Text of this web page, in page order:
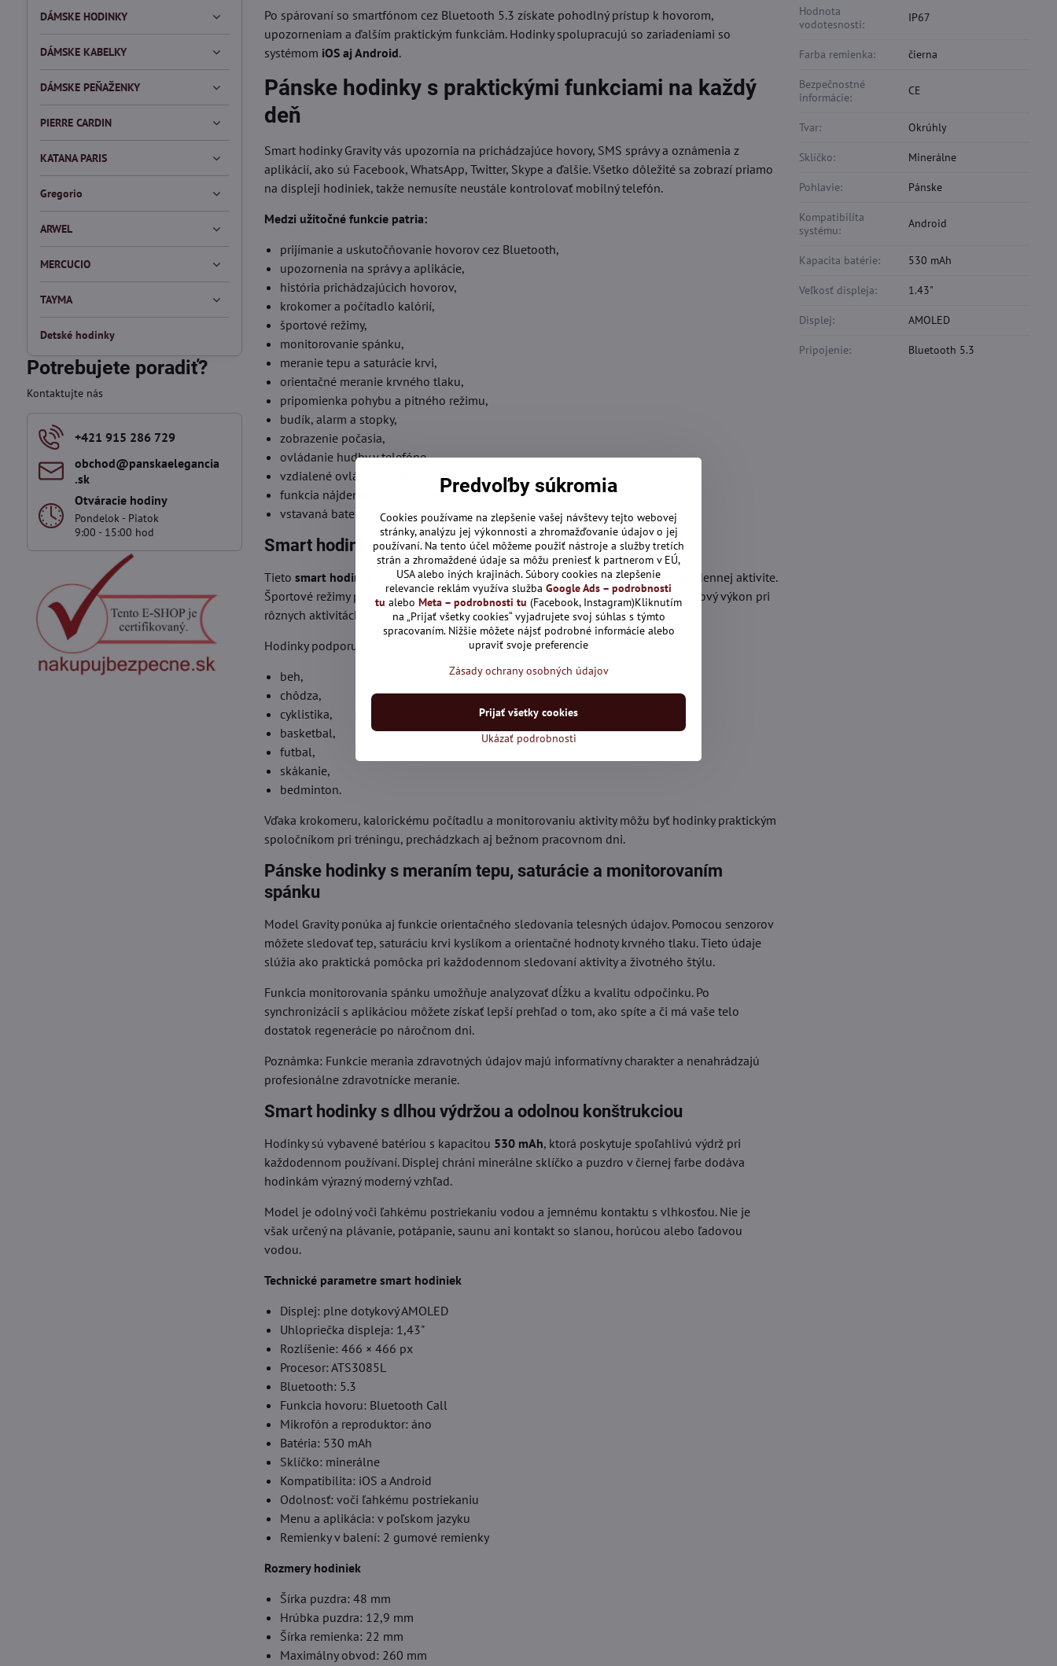
Po spárovaní so smartfónom cez Bluetooth 5.3 získate pohodlný prístup k hovorom,
upozorneniam a ďalším praktickým funkciám. Hodinky spolupracujú so zariadeniami so
systémom iOS aj Android.
Pánske hodinky s praktickými funkciami na každý
deň
Smart hodinky Gravity vás upozornia na prichádzajúce hovory, SMS správy a oznámenia z
aplikácií, ako sú Facebook, WhatsApp, Twitter, Skype a ďalšie. Všetko dôležité sa zobrazí priamo
na displeji hodiniek, takže nemusíte neustále kontrolovať mobilný telefón.
Medzi užitočné funkcie patria:
prijímanie a uskutočňovanie hovorov cez Bluetooth,
upozornenia na správy a aplikácie,
história prichádzajúcich hovorov,
krokomer a počítadlo kalórií,
športové režimy,
monitorovanie spánku,
meranie tepu a saturácie krvi,
orientačné meranie krvného tlaku,
pripomienka pohybu a pitného režimu,
budík, alarm a stopky,
zobrazenie počasia,
ovládanie hudby v telefóne,
vzdialené ovládanie fotoaparátu,
funkcia nájdenia telefónu alebo zariadenia,
vstavaná baterka.
Smart hodinky pre šport, pohyb a zdravší režim
Tietosmart hodinky
sú vhodné pre mužov, ktorí chcú mať lepší prehľad o svojej dennej aktivite.
Športové režimy pomáhajú sledovať pohyb, spálené kalórie, tréningový čas a celkový výkon pri
rôznych aktivitách.
Hodinky podporujú športové režimy ako:
beh,
chôdza,
cyklistika,
basketbal,
futbal,
skákanie,
bedminton.
Vďaka krokomeru, kalorickému počítadlu a monitorovaniu aktivity môžu byť hodinky praktickým
spoločníkom pri tréningu, prechádzkach aj bežnom pracovnom dni.
Pánske hodinky s meraním tepu, saturácie a monitorovaním
spánku
Model Gravity ponúka aj funkcie orientačného sledovania telesných údajov. Pomocou senzorov
môžete sledovať tep, saturáciu krvi kyslíkom a orientačné hodnoty krvného tlaku. Tieto údaje
slúžia ako praktická pomôcka pri každodennom sledovaní aktivity a životného štýlu.
Funkcia monitorovania spánku umožňuje analyzovať dĺžku a kvalitu odpočinku. Po
synchronizácii s aplikáciou môžete získať lepší prehľad o tom, ako spíte a či má vaše telo
dostatok regenerácie po náročnom dni.
Poznámka: Funkcie merania zdravotných údajov majú informatívny charakter a nenahrádzajú
profesionálne zdravotnícke meranie.
Smart hodinky s dlhou výdržou a odolnou konštrukciou
Hodinky sú vybavené batériou s kapacitou 530 mAh, ktorá poskytuje spoľahlivú výdrž pri
každodennom používaní. Displej chráni minerálne sklíčko a puzdro v čiernej farbe dodáva
hodinkám výrazný moderný vzhľad.
Model je odolný voči ľahkému postriekaniu vodou a jemnému kontaktu s vlhkosťou. Nie je
však určený na plávanie, potápanie, saunu ani kontakt so slanou, horúcou alebo ľadovou
vodou.
Technické parametre smart hodiniek
Displej: plne dotykový AMOLED
Uhlopriečka displeja: 1,43"
Rozlíšenie: 466 × 466 px
Procesor: ATS3085L
Bluetooth: 5.3
Funkcia hovoru: Bluetooth Call
Mikrofón a reproduktor: áno
Batéria: 530 mAh
Sklíčko: minerálne
Kompatibilita: iOS a Android
Odolnosť: voči ľahkému postriekaniu
Menu a aplikácia: v poľskom jazyku
Remienky v balení: 2 gumové remienky
Rozmery hodiniek
Šírka puzdra: 48 mm
Hrúbka puzdra: 12,9 mm
Šírka remienka: 22 mm
Maximálny obvod: 260 mm
Hodnota
vodotesnosti:
IP67
Farba remienka: čierna
Bezpečnostné
informácie:
CE
Tvar: Okrúhly
Sklíčko: Minerálne
Pohlavie: Pánske
Kompatibilita
systému:
Android
Kapacita batérie: 530 mAh
Veľkosť displeja: 1.43"
Displej: AMOLED
Pripojenie: Bluetooth 5.3
DÁMSKE HODINKY
DÁMSKE KABELKY
DÁMSKE PEŇAŽENKY
PIERRE CARDIN
KATANA PARIS
Gregorio
ARWEL
MERCUCIO
TAYMA
Detské hodinky
Potrebujete poradiť?
Kontaktujte nás
+421 915 286 729
obchod​@panskaelegancia​
.sk
Otváracie hodiny
Pondelok - Piatok
9:00 - 15:00 hod
Predvoľby súkromia
Cookies používame na zlepšenie vašej návštevy tejto webovej
stránky, analýzu jej výkonnosti a zhromažďovanie údajov o jej
používaní. Na tento účel môžeme použiť nástroje a služby tretích
strán a zhromaždené údaje sa môžu preniesť k partnerom v EÚ,
USA alebo iných krajinách. Súbory cookies na zlepšenie
relevancie reklám využíva služba Google Ads – podrobnosti
tu alebo Meta – podrobnosti tu (Facebook, Instagram)Kliknutím
na „Prijať všetky cookies“ vyjadrujete svoj súhlas s týmto
spracovaním. Nižšie môžete nájsť podrobné informácie alebo
upraviť svoje preferencie
Zásady ochrany osobných údajov
Ukázať podrobnosti
Prijať všetky cookies